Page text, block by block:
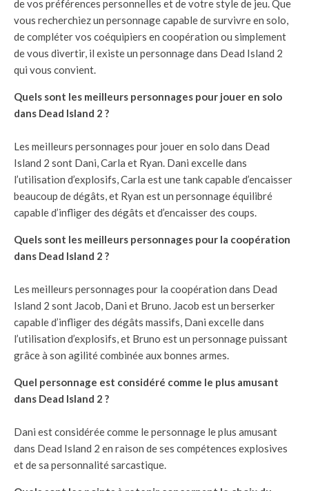
de vos préférences personnelles et de votre style de jeu. Que
vous recherchiez un personnage capable de survivre en solo,
de compléter vos coéquipiers en coopération ou simplement
de vous divertir, il existe un personnage dans Dead Island 2
qui vous convient.
Quels sont les meilleurs personnages pour jouer en solo
dans Dead Island 2 ?
Les meilleurs personnages pour jouer en solo dans Dead
Island 2 sont Dani, Carla et Ryan. Dani excelle dans
l’utilisation d’explosifs, Carla est une tank capable d’encaisser
beaucoup de dégâts, et Ryan est un personnage équilibré
capable d’infliger des dégâts et d’encaisser des coups.
Quels sont les meilleurs personnages pour la coopération
dans Dead Island 2 ?
Les meilleurs personnages pour la coopération dans Dead
Island 2 sont Jacob, Dani et Bruno. Jacob est un berserker
capable d’infliger des dégâts massifs, Dani excelle dans
l’utilisation d’explosifs, et Bruno est un personnage puissant
grâce à son agilité combinée aux bonnes armes.
Quel personnage est considéré comme le plus amusant
dans Dead Island 2 ?
Dani est considérée comme le personnage le plus amusant
dans Dead Island 2 en raison de ses compétences explosives
et de sa personnalité sarcastique.